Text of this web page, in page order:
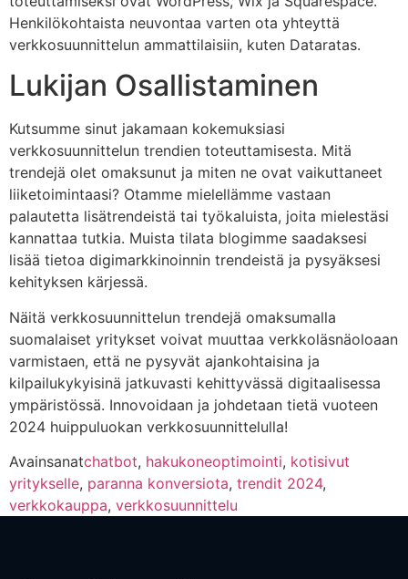
Henkilökohtaista neuvontaa varten ota yhteyttä
verkkosuunnittelun ammattilaisiin, kuten Dataratas.
Lukijan Osallistaminen
Kutsumme sinut jakamaan kokemuksiasi
verkkosuunnittelun trendien toteuttamisesta. Mitä
trendejä olet omaksunut ja miten ne ovat vaikuttaneet
liiketoimintaasi? Otamme mielellämme vastaan
palautetta lisätrendeistä tai työkaluista, joita mielestäsi
kannattaa tutkia. Muista tilata blogimme saadaksesi
lisää tietoa digimarkkinoinnin trendeistä ja pysyäksesi
kehityksen kärjessä.
Näitä verkkosuunnittelun trendejä omaksumalla
suomalaiset yritykset voivat muuttaa verkkoläsnäoloaan
varmistaen, että ne pysyvät ajankohtaisina ja
kilpailukykyisinä jatkuvasti kehittyvässä digitaalisessa
ympäristössä. Innovoidaan ja johdetaan tietä vuoteen
2024 huippuluokan verkkosuunnittelulla!
Avainsanatchatbot, hakukoneoptimointi, kotisivut
yritykselle, paranna konversiota, trendit 2024,
verkkokauppa, verkkosuunnittelu